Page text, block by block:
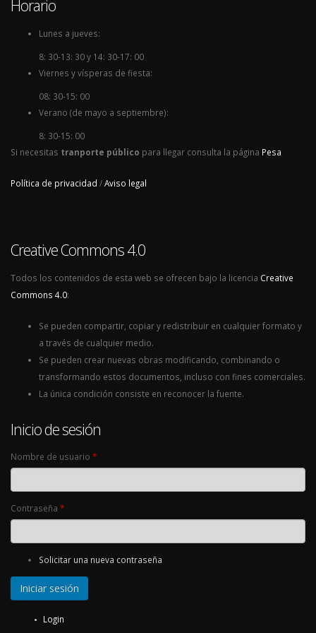
Horario
Lunes a jueves:
8: 30-13: 30 y 14: 30-17: 00
Viernes y vísperas de fiesta:
08: 30-15: 00
Verano (de mayo a septiembre):
8: 30-15: 00
Si necesitas tranporte público para llegar consulta la página Pesa
Política de privacidad /Aviso legal
Creative Commons 4.0
Todos los contenidos de esta web se ofrecen bajo la licencia Creative
Commons 4.0:
Se pueden compartir, copiar y redistribuir en cualquier formato y
a través de cualquier medio.
Se pueden crear nuevas obras modificando, combinando o
transformando estos documentos, incluso con fines comerciales.
La única condición consiste en reconocer la fuente.
Inicio de sesión
Nombre de usuario *
Contraseña *
Solicitar una nueva contraseña
Login